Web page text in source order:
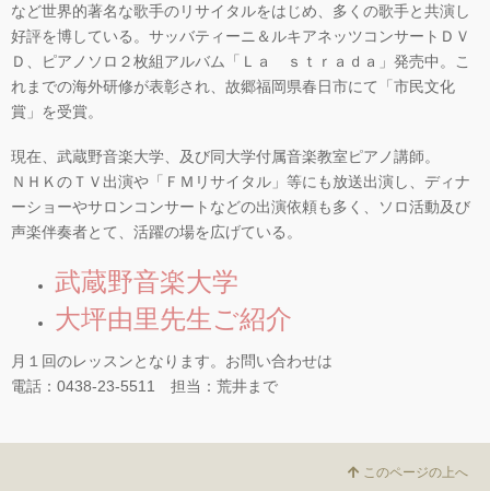
など世界的著名な歌手のリサイタルをはじめ、多くの歌手と共演し
好評を博している。サッバティーニ＆ルキアネッツコンサートＤＶ
Ｄ、ピアノソロ２枚組アルバム「Ｌａ ｓｔｒａｄａ」発売中。こ
れまでの海外研修が表彰され、故郷福岡県春日市にて「市民文化
賞」を受賞。
現在、武蔵野音楽大学、及び同大学付属音楽教室ピアノ講師。
ＮＨＫのＴＶ出演や「ＦＭリサイタル」等にも放送出演し、ディナ
ーショーやサロンコンサートなどの出演依頼も多く、ソロ活動及び
声楽伴奏者とて、活躍の場を広げている。
武蔵野音楽大学
大坪由里先生ご紹介
月１回のレッスンとなります。お問い合わせは
電話：0438-23-5511 担当：荒井まで
このページの上へ